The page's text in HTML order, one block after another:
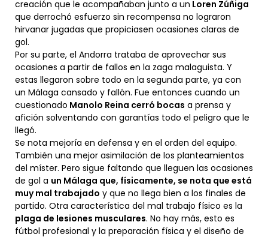
creación que le acompañaban junto a un Loren Zúñiga
que derrochó esfuerzo sin recompensa no lograron
hirvanar jugadas que propiciasen ocasiones claras de
gol.
Por su parte, el Andorra trataba de aprovechar sus
ocasiones a partir de fallos en la zaga malaguista. Y
estas llegaron sobre todo en la segunda parte, ya con
un Málaga cansado y fallón. Fue entonces cuando un
cuestionado Manolo Reina cerró bocas a prensa y
afición solventando con garantías todo el peligro que le
llegó.
Se nota mejoría en defensa y en el orden del equipo.
También una mejor asimilación de los planteamientos
del míster. Pero sigue faltando que lleguen las ocasiones
de gol a un Málaga que, físicamente, se nota que está
muy mal trabajado y que no llega bien a los finales de
partido. Otra característica del mal trabajo físico es la
plaga de lesiones musculares. No hay más, esto es
fútbol profesional y la preparación física y el diseño de